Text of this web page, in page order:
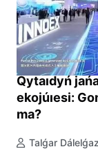
Qytaıdyń
ekojúıesi:
ma?
Talǵar